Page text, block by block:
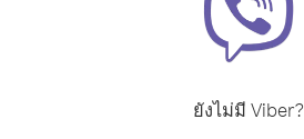
ยังไม่มี Viber?